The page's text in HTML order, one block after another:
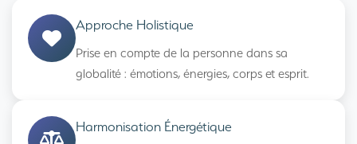
Approche Holistique
Prise en compte de la personne dans sa
globalité : émotions, énergies, corps et esprit.
Harmonisation Énergétique